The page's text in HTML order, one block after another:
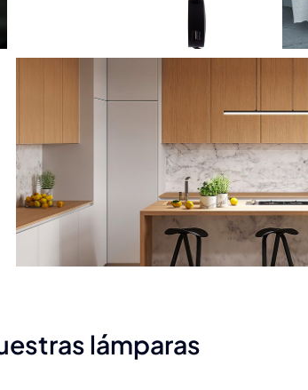
lámparas